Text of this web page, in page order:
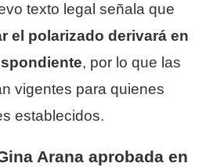
texto legal señala que
el polarizado derivará en
, por lo que las
vigentes para quienes
establecidos.
Arana aprobada en